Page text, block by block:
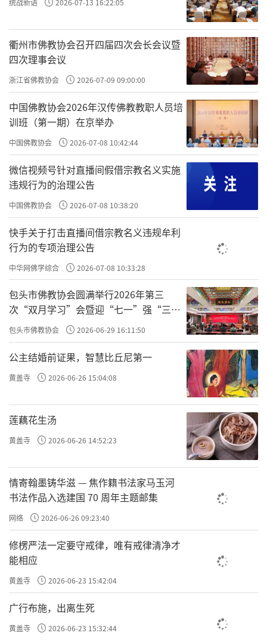
统战新语 2026-07-13 16:22:05
衢州市佛教协会召开四届四次会长会议暨
四次理事会议
浙江省佛教协会 2026-07-09 09:00:00
中国佛教协会2026年汉传佛教教职人员培
训班（第一期）在京举办
中国佛教协会 2026-07-08 10:42:44
微信视频号针对直播间假借宗教名义实施
违规行为的治理公告
中国佛教协会 2026-07-08 10:38:20
快手关于打击直播间借宗教名义违规牟利
行为的专项治理公告
中华网佛学综合 2026-07-08 10:33:28
包头市佛教协会圆满举行2026年第三
次“双月学习”会暨迎“七一”强“三
爱”主题书画笔会
包头市佛教协会 2026-06-29 16:11:50
公主结婚前证果，智慧比丘尼第一
黄盖寺 2026-06-26 15:04:08
莲藕花生汤
黄盖寺 2026-06-26 14:52:23
情寄翰墨铸华滋 — 焦作籍书法家马玉河
书法作品入选建国 70 周年主题邮集
网络 2026-06-26 09:23:40
修楞严法一定要守戒律，唯有戒律清净才
能相应
黄盖寺 2026-06-23 15:42:04
广行布施，出离生死
黄盖寺 2026-06-23 15:32:44